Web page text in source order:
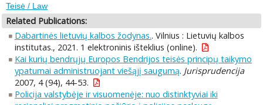
Teisė / Law
Related Publications:
Dabartinės lietuvių kalbos žodynas.. Vilnius : Lietuvių kalbos
institutas., 2021. 1 elektroninis išteklius (online).
Kai kurių bendrųjų Europos Bendrijos teisės principų taikymo
ypatumai administruojant viešąjį saugumą. Jurisprudencija
2007, 4 (94), 44-53.
Policija valstybėje ir visuomenėje: nuo distinktyviai iki